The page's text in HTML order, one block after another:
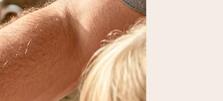
aller Länder, in die wir versenden).